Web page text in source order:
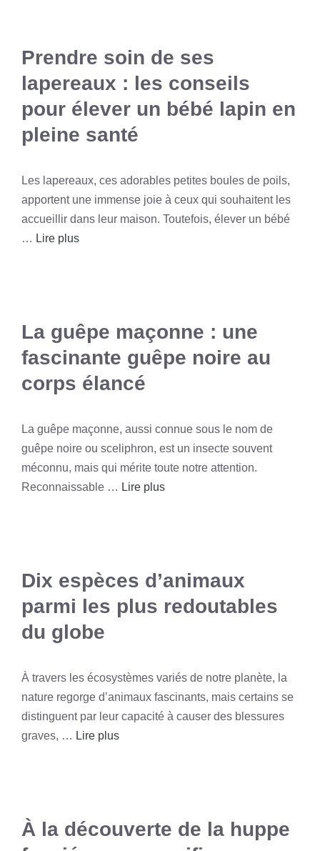
Prendre soin de ses
lapereaux : les conseils
pour élever un bébé lapin en
pleine santé
Les lapereaux, ces adorables petites boules de poils,
apportent une immense joie à ceux qui souhaitent les
accueillir dans leur maison. Toutefois, élever un bébé
… Lire plus
La guêpe maçonne : une
fascinante guêpe noire au
corps élancé
La guêpe maçonne, aussi connue sous le nom de
guêpe noire ou sceliphron, est un insecte souvent
méconnu, mais qui mérite toute notre attention.
Reconnaissable … Lire plus
Dix espèces d’animaux
parmi les plus redoutables
du globe
À travers les écosystèmes variés de notre planète, la
nature regorge d’animaux fascinants, mais certains se
distinguent par leur capacité à causer des blessures
graves, … Lire plus
À la découverte de la huppe